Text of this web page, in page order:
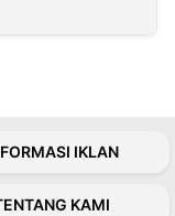
IKLAN
KAMI